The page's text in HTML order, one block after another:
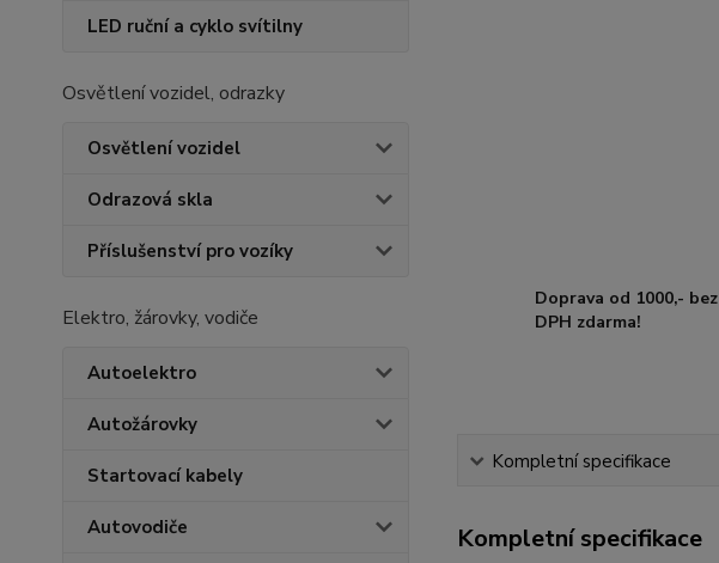
LED ruční a cyklo svítilny
Osvětlení vozidel, odrazky
Osvětlení vozidel
Odrazová skla
Příslušenství pro vozíky
Elektro, žárovky, vodiče
Autoelektro
Autožárovky
Startovací kabely
Autovodiče
Doprava od 1000,- bez
DPH zdarma!
Kompletní specifikace
Kompletní specifikace